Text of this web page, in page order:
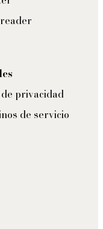
privacidad
de servicio